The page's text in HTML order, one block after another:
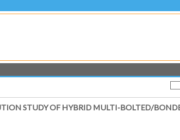
STUDY OF HYBRID MULTI-BOLTED/